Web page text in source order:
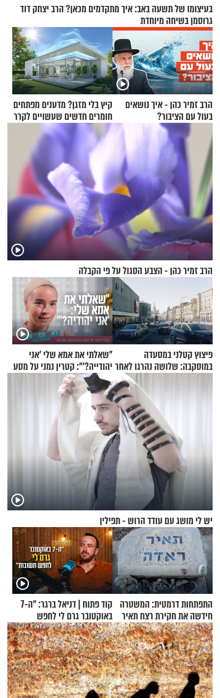
בעיצומו של תשעה באב: איך מתקדמים מכאן? הרב יצחק דוד
גרוסמן בשיחה מיוחדת
הרב זמיר כהן - איך נושאים
בעול עם הציבור?
קיץ בלי מזגן? מדענים מפתחים
חומרים חדשים שעשויים לקרר
בתים
הרב זמיר כהן - הצבע הסגול על פי הקבלה
פיצוץ קטלני במסעדה
במוסקבה: שלושה נהרגו לאחר
שמטען שנשאה אישה התפוצץ
"שאלתי את אמא שלי 'אני
יהודייה?'": קטרין נמני על מסע
ההתחזקות המרגש
יש לי מושג עם עודד הרוש - תפילין
התפתחות דרמטית: המשטרה
חידשה את חקירת רצח תאיר
ראדה
קוד פתוח | דניאל ברגר: "ה-7
באוקטובר גרם לי לחפש
תשובות"